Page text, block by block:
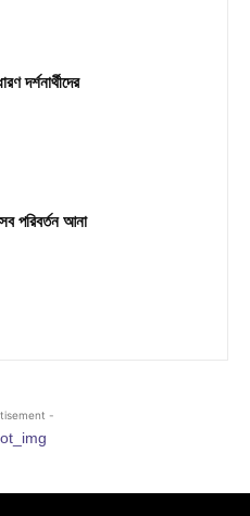
দর্শনার্থীদের
পরিবর্তন আনা
-